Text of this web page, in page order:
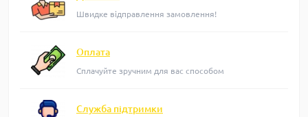
Швидке відправлення замовлення!
Оплата
Сплачуйте зручним для вас способом
Служба підтримки